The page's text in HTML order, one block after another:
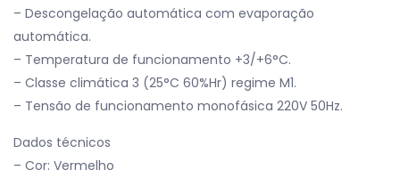
– Descongelação automática com evaporação
automática.
– Temperatura de funcionamento +3/+6°C.
– Classe climática 3 (25°C 60%Hr) regime M1.
– Tensão de funcionamento monofásica 220V 50Hz.
Dados técnicos
– Cor: Vermelho